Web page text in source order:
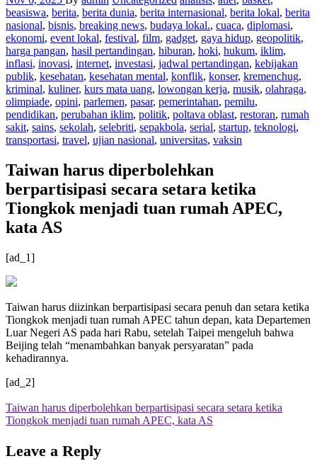
beasiswa, berita, berita dunia, berita internasional, berita lokal, berita
nasional, bisnis, breaking news, budaya lokal., cuaca, diplomasi,
ekonomi, event lokal, festival, film, gadget, gaya hidup, geopolitik,
harga pangan, hasil pertandingan, hiburan, hoki, hukum, iklim,
inflasi, inovasi, internet, investasi, jadwal pertandingan, kebijakan
publik, kesehatan, kesehatan mental, konflik, konser, kremenchug,
kriminal, kuliner, kurs mata uang, lowongan kerja, musik, olahraga,
olimpiade, opini, parlemen, pasar, pemerintahan, pemilu,
pendidikan, perubahan iklim, politik, poltava oblast, restoran, rumah
sakit, sains, sekolah, selebriti, sepakbola, serial, startup, teknologi,
transportasi, travel, ujian nasional, universitas, vaksin
Taiwan harus diperbolehkan
berpartisipasi secara setara ketika
Tiongkok menjadi tuan rumah APEC,
kata AS
[ad_1]
Taiwan harus diizinkan berpartisipasi secara penuh dan setara ketika
Tiongkok menjadi tuan rumah APEC tahun depan, kata Departemen
Luar Negeri AS pada hari Rabu, setelah Taipei mengeluh bahwa
Beijing telah “menambahkan banyak persyaratan” pada
kehadirannya.
[ad_2]
Taiwan harus diperbolehkan berpartisipasi secara setara ketika
Tiongkok menjadi tuan rumah APEC, kata AS
Leave a Reply